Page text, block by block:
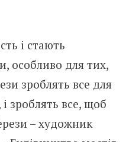
і стають
особливо для тих,
зроблять все для
зроблять все, щоб
– художник